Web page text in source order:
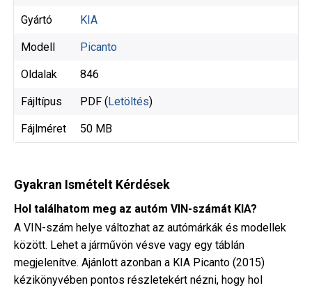
Gyártó KIA
Modell Picanto
Oldalak 846
Fájltípus PDF (Letöltés)
Fájlméret 50 MB
Gyakran Ismételt Kérdések
Hol találhatom meg az autóm VIN-számát KIA?
A VIN-szám helye változhat az autómárkák és modellek
között. Lehet a járművön vésve vagy egy táblán
megjelenítve. Ajánlott azonban a KIA Picanto (2015)
kézikönyvében pontos részletekért nézni, hogy hol